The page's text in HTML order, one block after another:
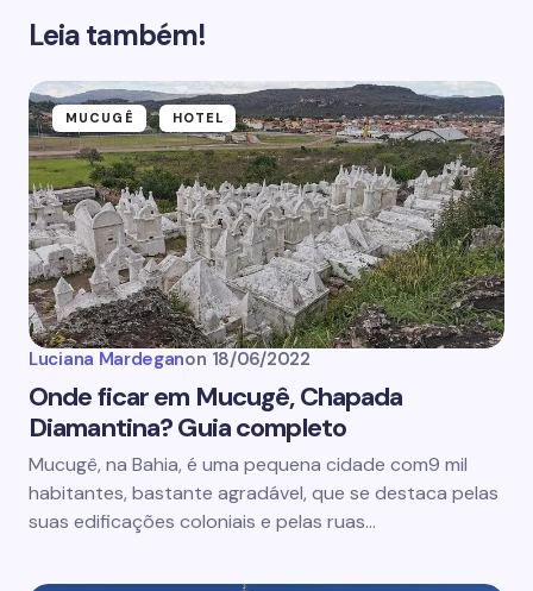
Leia também!
MUCUGÊ HOTEL
Luciana Mardeganon 18/06/2022
Onde ficar em Mucugê, Chapada
Diamantina? Guia completo
Mucugê, na Bahia, é uma pequena cidade com9 mil
habitantes, bastante agradável, que se destaca pelas
suas edificações coloniais e pelas ruas…